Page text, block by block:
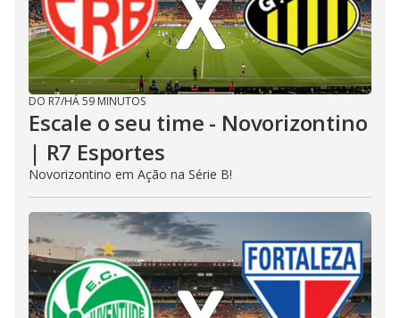
DO R7/HÁ 59 MINUTOS
Escale o seu time - Novorizontino
| R7 Esportes
Novorizontino em Ação na Série B!